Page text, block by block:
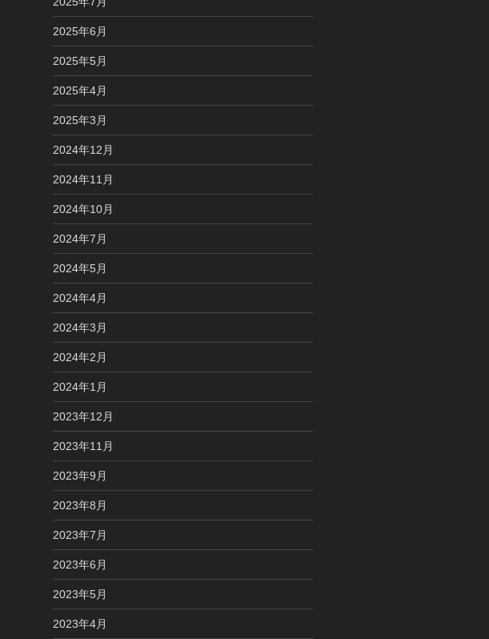
2025年6月
2025年5月
2025年4月
2025年3月
2024年12月
2024年11月
2024年10月
2024年7月
2024年5月
2024年4月
2024年3月
2024年2月
2024年1月
2023年12月
2023年11月
2023年9月
2023年8月
2023年7月
2023年6月
2023年5月
2023年4月